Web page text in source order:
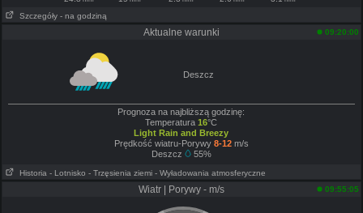
Szczegóły - na godziną
Aktualne warunki 09:20:00
Deszcz
Prognoza na najbliższą godzinę:
Temperatura16°C
Light Rain and Breezy
Prędkość wiatru-Porywy 8-12m/s
Deszcz
55%
Historia - Lotnisko - Trzęsienia ziemi - Wyładowania atmosferyczne
Wiatr | Porywy - m/s 09:55:05